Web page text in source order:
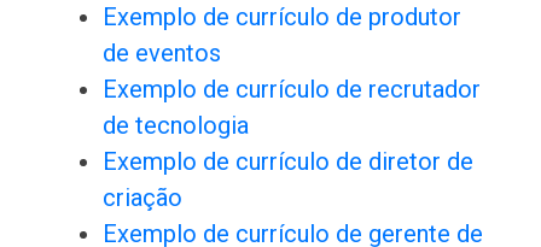
Exemplo de currículo de produtor
de eventos
Exemplo de currículo de recrutador
de tecnologia
Exemplo de currículo de diretor de
criação
Exemplo de currículo de gerente de